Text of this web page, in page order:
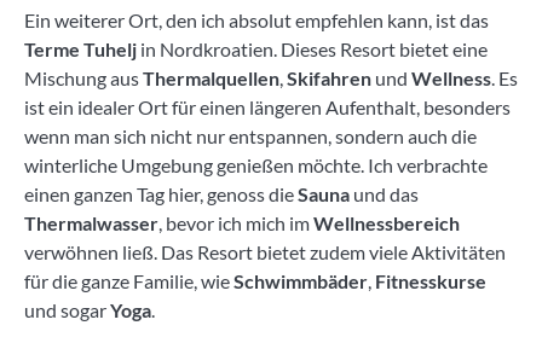
Ein weiterer Ort, den ich absolut empfehlen kann, ist das
Terme Tuhelj in Nordkroatien. Dieses Resort bietet eine
Mischung ausThermalquellen,Skifahren und Wellness. Es
ist ein idealer Ort für einen längeren Aufenthalt, besonders
wenn man sich nicht nur entspannen, sondern auch die
winterliche Umgebung genießen möchte. Ich verbrachte
einen ganzen Tag hier, genoss dieSauna und das
Thermalwasser, bevor ich mich imWellnessbereich
verwöhnen ließ. Das Resort bietet zudem viele Aktivitäten
für die ganze Familie, wieSchwimmbäder, Fitnesskurse
und sogarYoga.